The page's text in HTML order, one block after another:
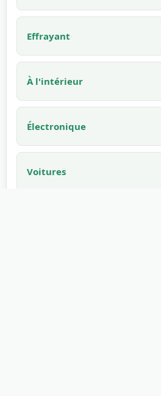
Effrayant
À l'intérieur
Électronique
Voitures